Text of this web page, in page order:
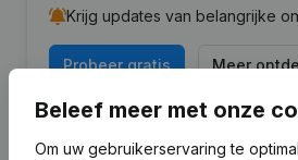
Krijg updates van belangrijke
Probeer gratis Meer
7 dagen gratis proefperiode, geen
Beleef meer met onze
Om uw gebruikerservaring te